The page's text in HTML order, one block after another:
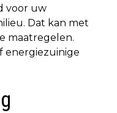
voor uw
Dat kan met
maatregelen.
energiezuinige